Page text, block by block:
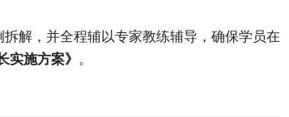
解，并全程辅以专家教练辅导，确保学员在
实施方案》 。